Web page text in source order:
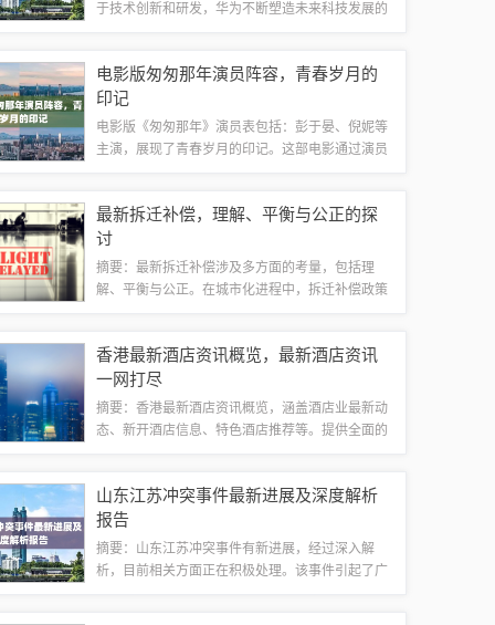
于技术创新和研发，华为不断塑造未来科技发展的
象代表着一种追求卓越、敢于创新的精神，引...
电影版匆匆那年演员阵容，青春岁月的
印记
电影版《匆匆那年》演员表包括：彭于晏、倪妮等
主演，展现了青春岁月的印记。这部电影通过演员
受到青春的热血、友情的力量和爱情的甜蜜与...
最新拆迁补偿，理解、平衡与公正的探
讨
摘要：最新拆迁补偿涉及多方面的考量，包括理
解、平衡与公正。在城市化进程中，拆迁补偿政策
确保公正对待每一位居民。拆迁补偿应充分考虑...
香港最新酒店资讯概览，最新酒店资讯
一网打尽
摘要：香港最新酒店资讯概览，涵盖酒店业最新动
态、新开酒店信息、特色酒店推荐等。提供全面的
考。新开酒店1、香港XX酒店：这家新开的豪...
山东江苏冲突事件最新进展及深度解析
报告
摘要：山东江苏冲突事件有新进展，经过深入解
析，目前相关方面正在积极处理。该事件引起了广